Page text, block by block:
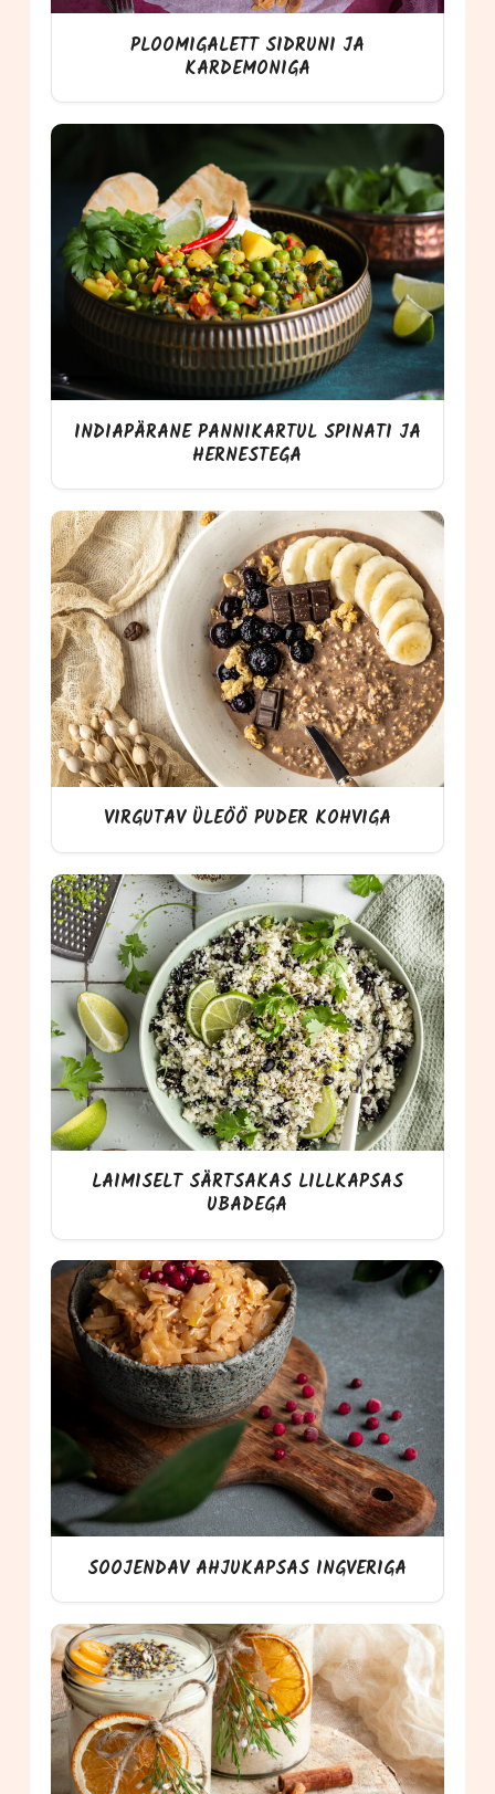
PLOOMIGALETT SIDRUNI JA
KARDEMONIGA
INDIAPÄRANE PANNIKARTUL SPINATI JA
HERNESTEGA
VIRGUTAV ÜLEÖÖ PUDER KOHVIGA
LAIMISELT SÄRTSAKAS LILLKAPSAS
UBADEGA
SOOJENDAV AHJUKAPSAS INGVERIGA